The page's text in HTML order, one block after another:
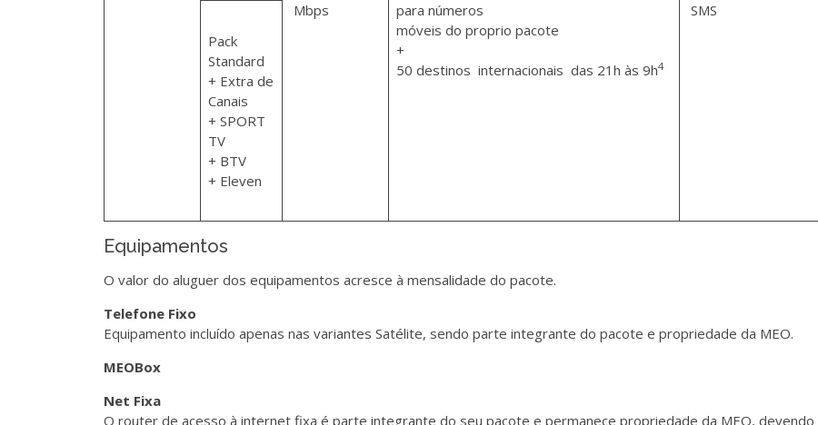
Mbps
para números
móveis do proprio pacote
+
50 destinos internacionais das 21h às 9h4
SMS
Pack
Standard
+ Extra de
Canais
+ SPORT
TV
+ BTV
+ Eleven
Equipamentos
O valor do aluguer dos equipamentos acresce à mensalidade do pacote.
Telefone Fixo
Equipamento incluído apenas nas variantes Satélite, sendo parte integrante do pacote e propriedade da MEO.
MEOBox
Net Fixa
O router de acesso à internet fixa é parte integrante do seu pacote e permanece propriedade da MEO,